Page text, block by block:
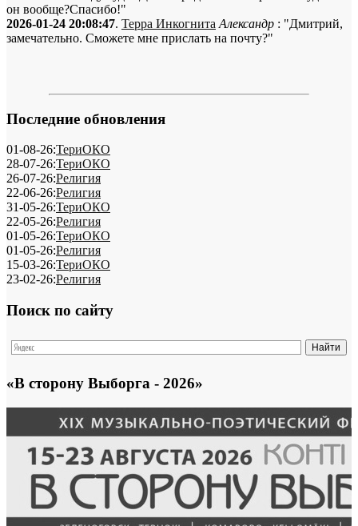
он вообще?Спасибо!"
2026-01-24 20:08:47. Терра Инкогнита Александр : "Дмитрий,
замечательно. Сможете мне прислать на почту?"
Последние обновления
01-08-26:ТериОКО
28-07-26:ТериОКО
26-07-26:Религия
22-06-26:Религия
31-05-26:ТериОКО
22-05-26:Религия
01-05-26:ТериОКО
01-05-26:Религия
15-03-26:ТериОКО
23-02-26:Религия
Поиск по сайту
«В сторону Выборга - 2026»